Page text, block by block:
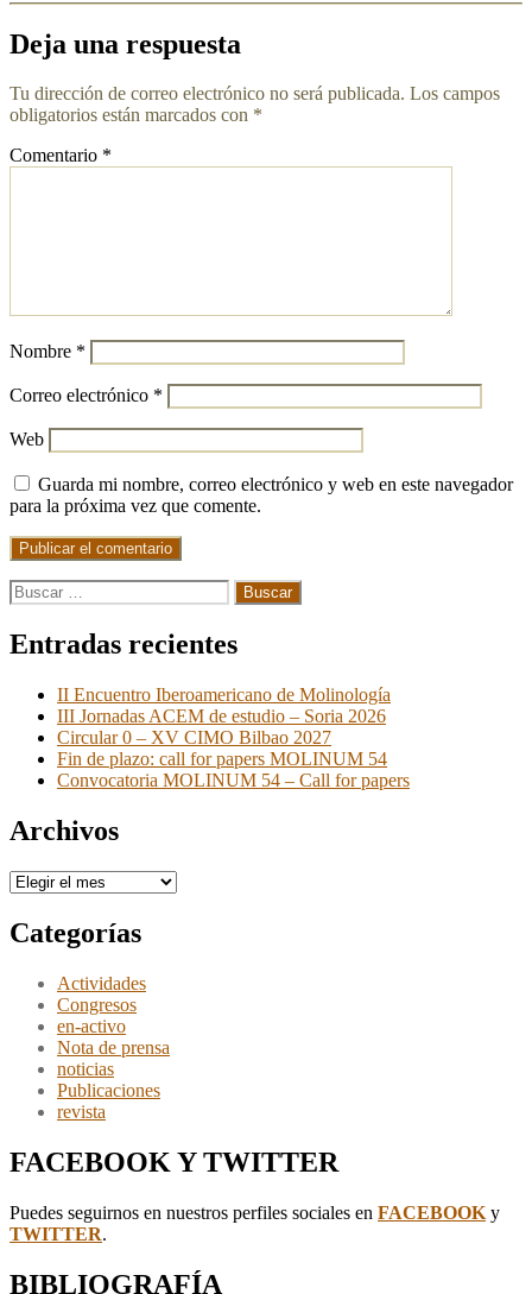
Deja una respuesta
Tu dirección de correo electrónico no será publicada. Los campos
obligatorios están marcados con *
Comentario *
Nombre *
Correo electrónico *
Web
Guarda mi nombre, correo electrónico y web en este navegador
para la próxima vez que comente.
Buscar:
Entradas recientes
II Encuentro Iberoamericano de Molinología
III Jornadas ACEM de estudio – Soria 2026
Circular 0 – XV CIMO Bilbao 2027
Fin de plazo: call for papers MOLINUM 54
Convocatoria MOLINUM 54 – Call for papers
Archivos
Archivos
Categorías
Actividades
Congresos
en-activo
Nota de prensa
noticias
Publicaciones
revista
FACEBOOK Y TWITTER
Puedes seguirnos en nuestros perfiles sociales en FACEBOOK y
TWITTER.
BIBLIOGRAFÍA